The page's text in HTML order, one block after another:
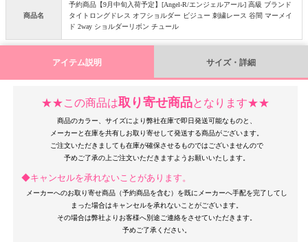
商品名
予約商品【9月中旬入荷予定】[Angel-R/エンジェルアール] 高級 ブランド
タイトロングドレス オフショルダー ビジュー 刺繍レース 谷間 マーメイ
ド 2way ショルダーリボン チュール
アイテム説明 サイズ・詳細
★★この商品は取り寄せ商品となります★★
商品のカラー、サイズにより弊社在庫で即日発送可能なものと、
メーカーと在庫を共有しお取り寄せして発送する商品がございます。
ご注文いただきましても在庫が確保させるものではございませんので
◆キャンセルを承れないことがあります。
メーカーへのお取り寄せ商品（予約商品を含む）を既にメーカーへ手配を完了してし
まった場合はキャンセルを承れないことがございます。
その場合は弊社よりお客様へ別途ご連絡をさせていただきます。